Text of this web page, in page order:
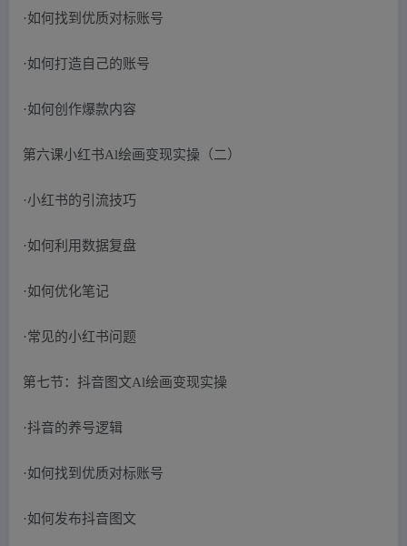
·如何找到优质对标账号
·如何打造自己的账号
·如何创作爆款内容
第六课小红书Al绘画变现实操（二）
·小红书的引流技巧
·如何利用数据复盘
·如何优化笔记
·常见的小红书问题
第七节：抖音图文Al绘画变现实操
·抖音的养号逻辑
·如何找到优质对标账号
·如何发布抖音图文